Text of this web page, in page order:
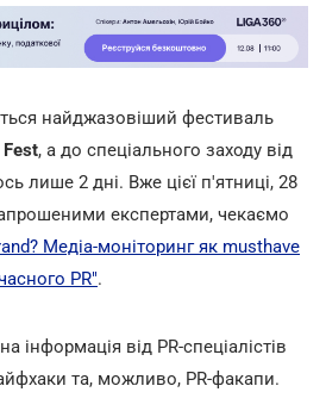
найджазовіший фестиваль
, а до спеціального заходу від
лише 2 дні. Вже цієї п'ятниці, 28
експертами, чекаємо
Медіа-моніторинг як musthave
PR".
інформація від PR-спеціалістів
та, можливо, PR-факапи.